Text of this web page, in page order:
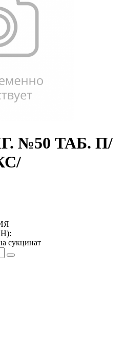
№50 ТАБ. П/
:
сукцинат